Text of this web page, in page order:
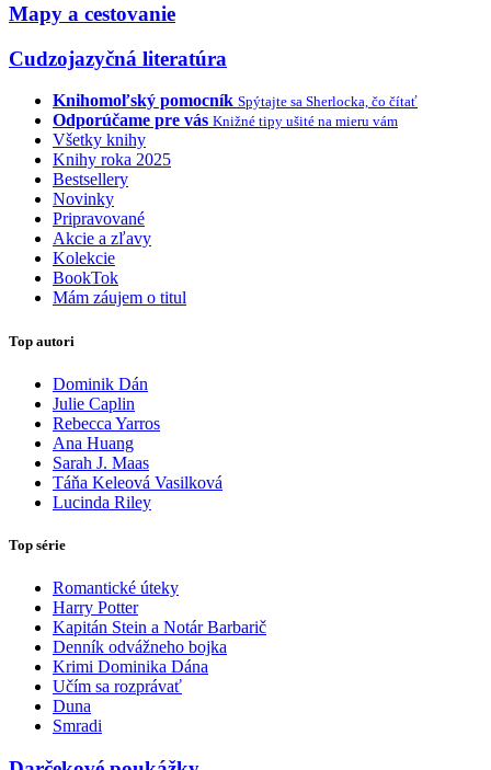
Mapy a cestovanie
Cudzojazyčná literatúra
Knihomoľský pomocník Spýtajte sa Sherlocka, čo čítať
Odporúčame pre vás Knižné tipy ušité na mieru vám
Všetky knihy
Knihy roka 2025
Bestsellery
Novinky
Pripravované
Akcie a zľavy
Kolekcie
BookTok
Mám záujem o titul
Top autori
Dominik Dán
Julie Caplin
Rebecca Yarros
Ana Huang
Sarah J. Maas
Táňa Keleová Vasilková
Lucinda Riley
Top série
Romantické úteky
Harry Potter
Kapitán Stein a Notár Barbarič
Denník odvážneho bojka
Krimi Dominika Dána
Učím sa rozprávať
Duna
Smradi